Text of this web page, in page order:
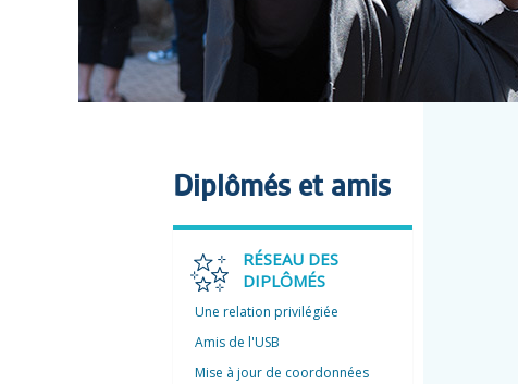
Diplômés et amis
RÉSEAU DES
DIPLÔMÉS
Une relation privilégiée
Amis de l'USB
Mise à jour de coordonnées